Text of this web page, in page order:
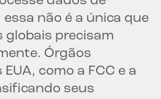
essa não é a única que
globais precisam
Órgãos
como a FCC e a
seus